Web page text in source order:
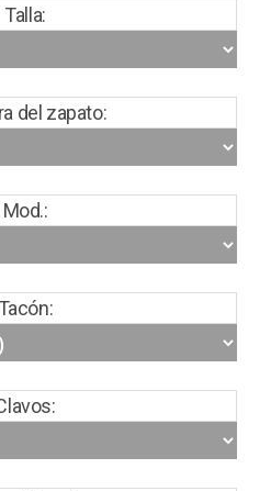
Talla:
del zapato:
Mod.:
Tacón: